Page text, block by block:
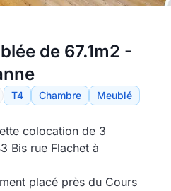
de 67.1m2 -
T4 Chambre Meublé
colocation de 3
Bis rue Flachet à
placé près du Cours